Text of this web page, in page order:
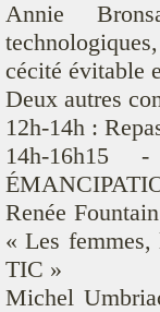
Annie
cécité évitable
Deux autres
12h-14h :
14h-16h15
Renée
« Les
TIC »
Michel